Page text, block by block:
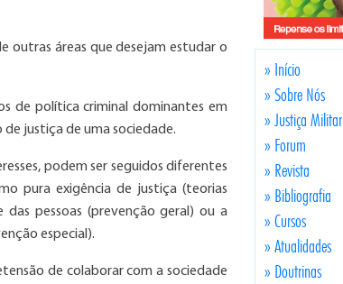
outras áreas que desejam estudar o
de política criminal dominantes em
justiça de uma sociedade.
podem ser seguidos diferentes
pura exigência de justiça (teorias
pessoas (prevenção geral) ou a
especial).
de colaborar com a sociedade
» Início
» Sobre Nós
» Justiça Militar
» Forum
» Revista
» Bibliografia
» Cursos
» Atualidades
» Doutrinas